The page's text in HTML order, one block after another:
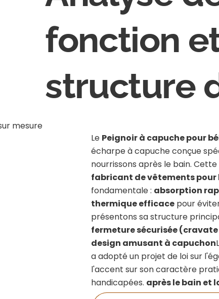
fonction
structure
Le Peignoir à capuche pour
écharpe à capuche conçue
nourrissons après le bain.
fabricant de vêtements pour
fondamentale : absorption
thermique efficacepour
présentons sa structure
fermeture sécurisée
design amusant à capuchon
a adopté un projet de loi sur
l'accent sur son caractère
handicapées. après le bain et